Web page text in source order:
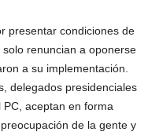
presentar condiciones de
renuncian a oponerse
a su implementación.
delegados presidenciales
aceptan en forma
de la gente y